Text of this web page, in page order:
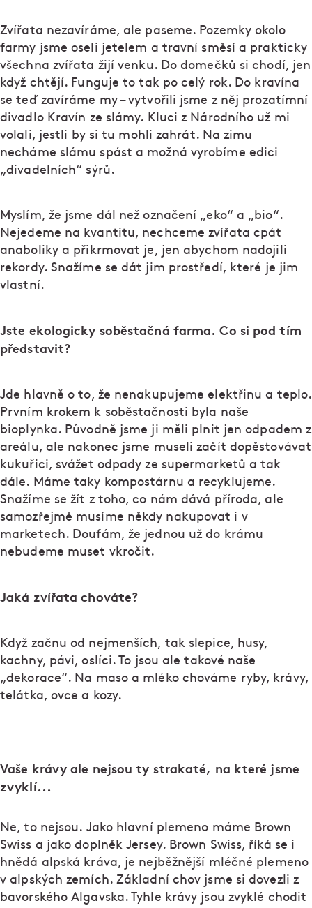
Zvířata nezavíráme, ale paseme. Pozemky okolo
farmy jsme oseli jetelem a travní směsí a prakticky
všechna zvířata žijí venku. Do domečků si chodí, jen
když chtějí. Funguje to tak po celý rok. Do kravína
se teď zavíráme my – vytvořili jsme z něj prozatímní
divadlo Kravín ze slámy. Kluci z Národního už mi
volali, jestli by si tu mohli zahrát. Na zimu
necháme slámu spást a možná vyrobíme edici
„divadelních“ sýrů.
Myslím, že jsme dál než označení „eko“ a „bio“.
Nejedeme na kvantitu, nechceme zvířata cpát
anaboliky a přikrmovat je, jen abychom nadojili
rekordy. Snažíme se dát jim prostředí, které je jim
vlastní.
Jste ekologicky soběstačná farma. Co si pod tím
představit?
Jde hlavně o to, že nenakupujeme elektřinu a teplo.
Prvním krokem k soběstačnosti byla naše
bioplynka. Původně jsme ji měli plnit jen odpadem z
areálu, ale nakonec jsme museli začít dopěstovávat
kukuřici, svážet odpady ze supermarketů a tak
dále. Máme taky kompostárnu a recyklujeme.
Snažíme se žít z toho, co nám dává příroda, ale
samozřejmě musíme někdy nakupovat i v
marketech. Doufám, že jednou už do krámu
nebudeme muset vkročit.
Jaká zvířata chováte?
Když začnu od nejmenších, tak slepice, husy,
kachny, pávi, oslíci. To jsou ale takové naše
„dekorace“. Na maso a mléko chováme ryby, krávy,
telátka, ovce a kozy.
Vaše krávy ale nejsou ty strakaté, na které jsme
zvyklí...
Ne, to nejsou. Jako hlavní plemeno máme Brown
Swiss a jako doplněk Jersey. Brown Swiss, říká se i
hnědá alpská kráva, je nejběžnější mléčné plemeno
v alpských zemích. Základní chov jsme si dovezli z
bavorského Algavska. Tyhle krávy jsou zvyklé chodit